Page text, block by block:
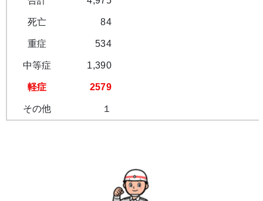
死亡 84
重症 534
中等症 1,390
軽症 2579
その他 １